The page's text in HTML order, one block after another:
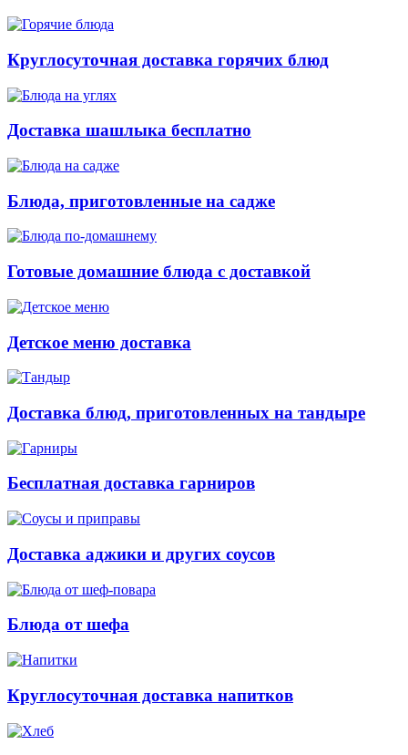
Круглосуточная доставка горячих блюд
Доставка шашлыка бесплатно
Блюда, приготовленные на садже
Готовые домашние блюда с доставкой
Детское меню доставка
Доставка блюд, приготовленных на тандыре
Бесплатная доставка гарниров
Доставка аджики и других соусов
Блюда от шефа
Круглосуточная доставка напитков